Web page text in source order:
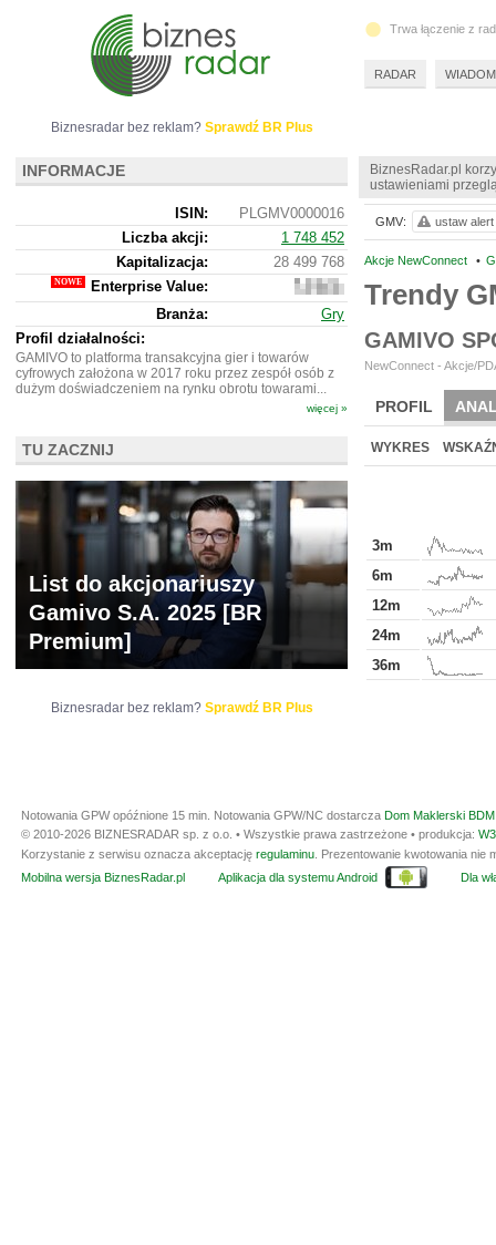
BiznesRadar.pl
ustawieniami
Akcje NewConnect •
Trendy
GAMIVO
NewConnect - Akcje/
PROFIL
BR LAB
WYKRES
3m
6m
12m
24m
36m
GMV: ustaw alert
Biznesradar bez reklam? Sprawdź BR Plus
INFORMACJE
ISIN:
PLGMV0000016
Liczba akcji:
1 748 452
Kapitalizacja:
28 499 768
Enterprise Value:
20
643
768
Branża:
Gry
Profil działalności:
GAMIVO to platforma transakcyjna gier i towarów
cyfrowych założona w 2017 roku przez zespół osób z
dużym doświadczeniem na rynku obrotu towarami...
więcej »
TU ZACZNIJ
List do akcjonariuszy
Gamivo S.A. 2025 [BR
Premium]
Biznesradar bez reklam? Sprawdź BR Plus
Trwa łączenie z
RADAR
Notowania GPW opóźnione 15 min. Notowania GPW/NC dostarcza Dom Maklerski
© 2010-2026 BIZNESRADAR sp. z o.o. • Wszystkie prawa zastrzeżone • produkcja:
Korzystanie z serwisu oznacza akceptację regulaminu . Prezentowanie kwotowania
Mobilna wersja BiznesRadar.pl
Aplikacja dla systemu Android Dla